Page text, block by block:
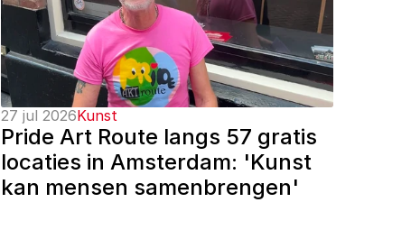
27 jul 2026Kunst
Pride Art Route langs 57 gratis
locaties in Amsterdam: 'Kunst
kan mensen samenbrengen'